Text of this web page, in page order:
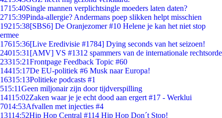
1715:40Single mannen verplichtsingle moeders laten daten?
2715:39Pinda-allergie? Andermans poep slikken helpt misschien
19215:38[SBS6] De Oranjezomer #10 Helene je kan het niet stop
ermee
17615:36[Live Eredivisie #1784] Dying seconds van het seizoen!
24015:31 [AMV] VS #1312 spammers van de internationale rechtsorde
23315:21Frontpage Feedback Topic #60
14415:17De EU-politiek #6 Musk naar Europa!
16315:13Politieke podcasts #1
515:11Geen miljonair zijn door tijdverspilling
14115:02Zaken waar je je echt dood aan ergert #17 - Werklui
7014:53Afvallen met injecties #4
13114:52Hip Hop Central #114 Hip Hop Don´t Stop!